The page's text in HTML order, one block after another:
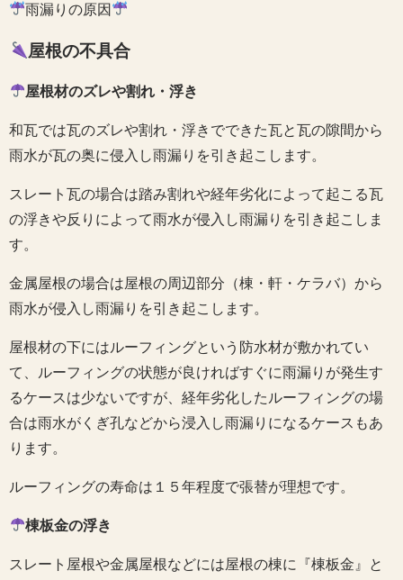
雨漏りの原因
屋根の不具合
屋根材のズレや割れ・浮き
和瓦では瓦のズレや割れ・浮きでできた瓦と瓦の隙間から
雨水が瓦の奥に侵入し雨漏りを引き起こします。
スレート瓦の場合は踏み割れや経年劣化によって起こる瓦
の浮きや反りによって雨水が侵入し雨漏りを引き起こしま
す。
金属屋根の場合は屋根の周辺部分（棟・軒・ケラバ）から
雨水が侵入し雨漏りを引き起こします。
屋根材の下にはルーフィングという防水材が敷かれてい
て、ルーフィングの状態が良ければすぐに雨漏りが発生す
るケースは少ないですが、経年劣化したルーフィングの場
合は雨水がくぎ孔などから浸入し雨漏りになるケースもあ
ります。
ルーフィングの寿命は１５年程度で張替が理想です。
棟板金の浮き
スレート屋根や金属屋根などには屋根の棟に『棟板金』と